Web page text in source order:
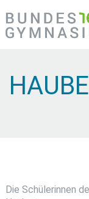
Die Schülerinnen